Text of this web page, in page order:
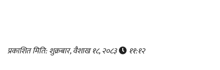
प्रकाशित मिति: शुक्रबार, वैशाख १८, २०८३ ११:१२